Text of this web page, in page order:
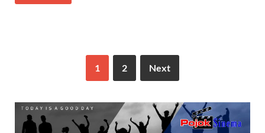
1 2 Next